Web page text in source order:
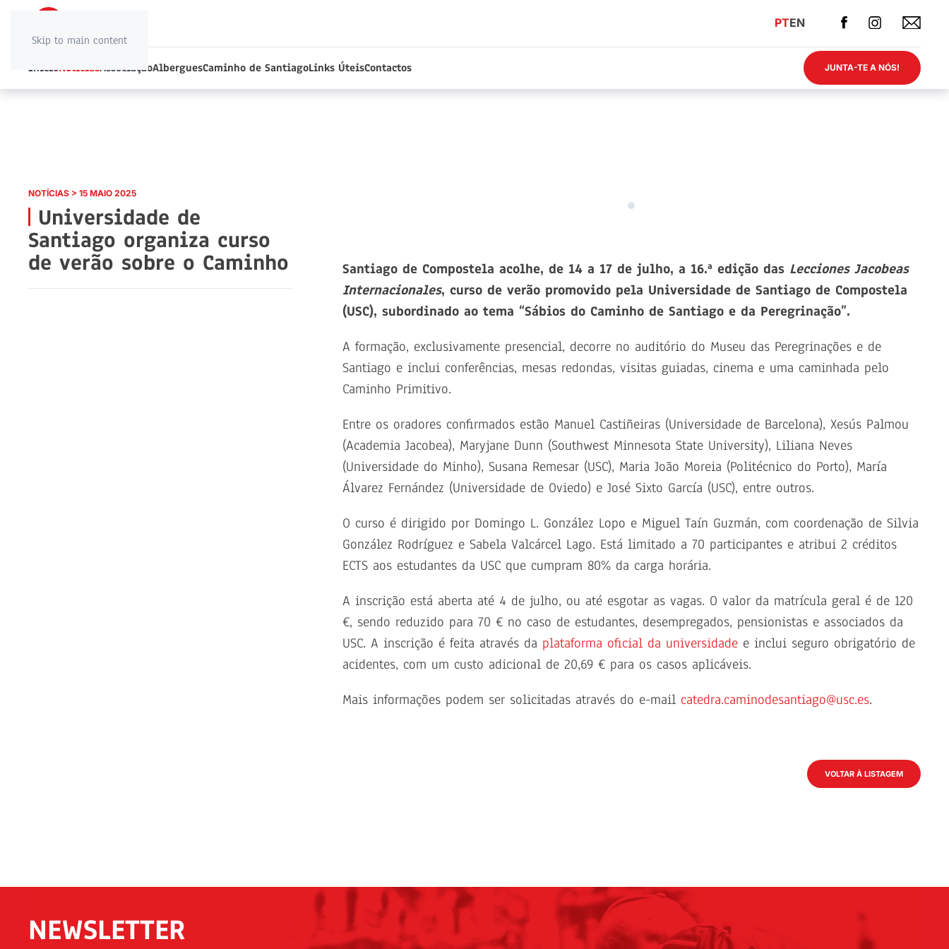
Skip to main content
PTEN
InícioNotíciasAssociaçãoAlberguesCaminho de SantiagoLinks ÚteisContactos JUNTA-TE A NÓS!
NOTÍCIAS > 15 MAIO 2025
Universidade de
Santiago organiza curso
de verão sobre o Caminho Santiago de Compostela acolhe, de 14 a 17 de julho, a 16.ª edição das Lecciones Jacobeas
Internacionales, curso de verão promovido pela Universidade de Santiago de Compostela
(USC), subordinado ao tema “Sábios do Caminho de Santiago e da Peregrinação”.
A formação, exclusivamente presencial, decorre no auditório do Museu das Peregrinações e de
Santiago e inclui conferências, mesas redondas, visitas guiadas, cinema e uma caminhada pelo
Caminho Primitivo.
Entre os oradores confirmados estão Manuel Castiñeiras (Universidade de Barcelona), Xesús Palmou
(Academia Jacobea), Maryjane Dunn (Southwest Minnesota State University), Liliana Neves
(Universidade do Minho), Susana Remesar (USC), Maria João Moreia (Politécnico do Porto), María
Álvarez Fernández (Universidade de Oviedo) e José Sixto García (USC), entre outros.
O curso é dirigido por Domingo L. González Lopo e Miguel Taín Guzmán, com coordenação de Silvia
González Rodríguez e Sabela Valcárcel Lago. Está limitado a 70 participantes e atribui 2 créditos
ECTS aos estudantes da USC que cumpram 80% da carga horária.
A inscrição está aberta até 4 de julho, ou até esgotar as vagas. O valor da matrícula geral é de 120
€, sendo reduzido para 70 € no caso de estudantes, desempregados, pensionistas e associados da
USC. A inscrição é feita através da plataforma oficial da universidadee inclui seguro obrigatório de
acidentes, com um custo adicional de 20,69 € para os casos aplicáveis.
Mais informações podem ser solicitadas através do e-mail catedra.caminodesantiago@usc.es.
VOLTAR À LISTAGEM
NEWSLETTER